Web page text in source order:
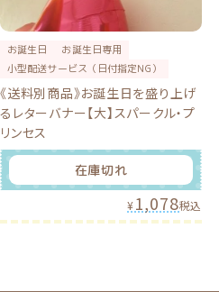
お誕生日
お誕生日専用
小型配送サービス（日付指定NG）
《送料別商品》お誕生日を盛り上げ
るレターバナー【大】スパークル・プ
リンセス
在庫切れ
¥1,078税込